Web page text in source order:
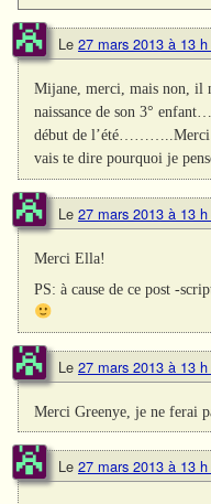
Le 27 mars 2013 à 13
Mijane, merci, mais non, il
naissance de son 3°
début de l’été………..Merci
vais te dire pourquoi je
Le 27 mars 2013 à 13
Merci Ella!
PS: à cause de ce post -
Le 27 mars 2013 à 13
Merci Greenye, je ne ferai
Le 27 mars 2013 à 13